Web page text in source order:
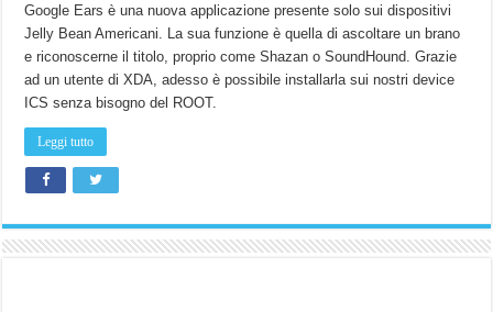
Google Ears è una nuova applicazione presente solo sui dispositivi
Jelly Bean Americani. La sua funzione è quella di ascoltare un brano
e riconoscerne il titolo, proprio come Shazan o SoundHound. Grazie
ad un utente di XDA, adesso è possibile installarla sui nostri device
ICS senza bisogno del ROOT.
Leggi tutto